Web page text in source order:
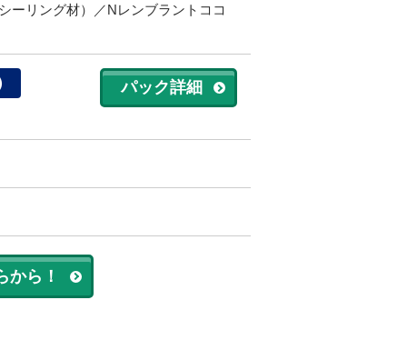
ーリング材）／Nレンブラントココ
パック詳細
から！